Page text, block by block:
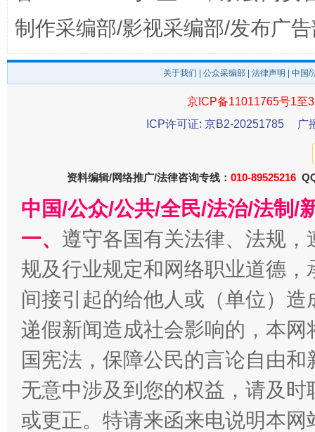
从幼
全民健身五年计划来了！等你上场
制作采编部/影视采编部/发布广
关于我们 公众采编部 法律声明 | 中国
京ICP备11011765号1至
ICP许可证: 京B2-20251785
广
资料编辑/网络推广/法律咨询专线： 010-89525216
中国/公众/公共/全民/法治/法制/
一、 遵守各国有关法律、法规
规及行业规定和网络职业道德
间接引起的给他人或（单位）
递假新闻造成社会影响的，本
国宪法，保障公民的言论自由
无意中涉及到您的权益，请及
或更正。特请来函来电说明本